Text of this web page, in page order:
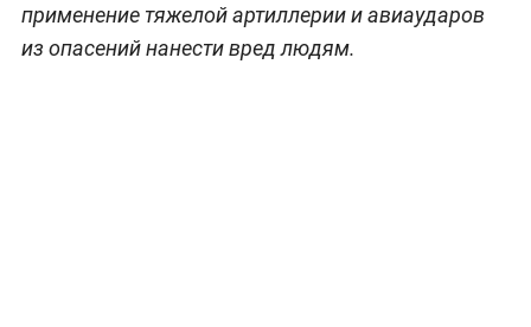
применение тяжелой артиллерии и авиаударов
из опасений нанести вред людям.